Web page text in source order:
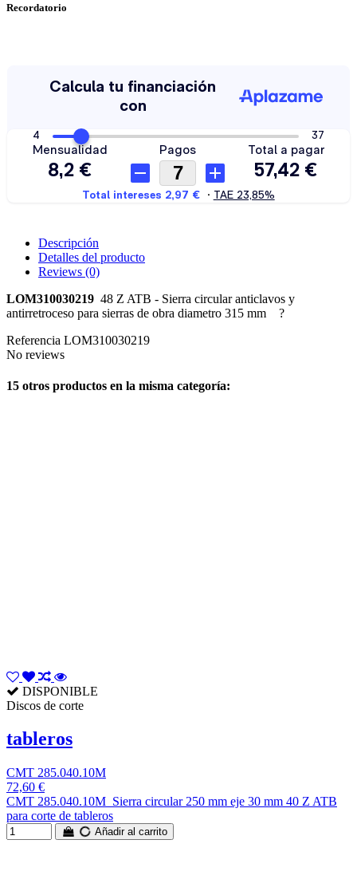
Recordatorio
Descripción
Detalles del producto
Reviews (0)
LOM310030219 48 Z ATB - Sierra circular anticlavos y
antirretroceso para sierras de obra diametro 315 mm ?
Referencia LOM310030219
No reviews
15 otros productos en la misma categoría:
DISPONIBLE
Discos de corte
tableros
CMT 285.040.10M
72,60 €
CMT 285.040.10M Sierra circular 250 mm eje 30 mm 40 Z ATB
para corte de tableros
Añadir al carrito